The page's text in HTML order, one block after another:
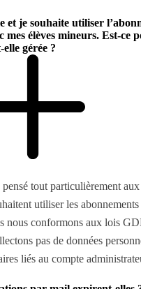
et je souhaite utiliser
mes élèves mineurs. Est-ce
gérée ?
tout particulièrement
utiliser les
nous conformons aux lois
pas de données
liés au compte